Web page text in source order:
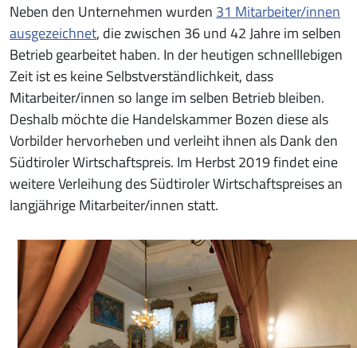
Neben den Unternehmen wurden31 Mitarbeiter/innen
ausgezeichnet, die zwischen 36 und 42 Jahre im selben
Betrieb gearbeitet haben. In der heutigen schnelllebigen
Zeit ist es keine Selbstverständlichkeit, dass
Mitarbeiter/innen so lange im selben Betrieb bleiben.
Deshalb möchte die Handelskammer Bozen diese als
Vorbilder hervorheben und verleiht ihnen als Dank den
Südtiroler Wirtschaftspreis. Im Herbst 2019 findet eine
weitere Verleihung des Südtiroler Wirtschaftspreises an
langjährige Mitarbeiter/innen statt.